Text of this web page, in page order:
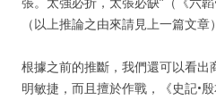
（以上推論之由來請見上一篇文章）
根據之前的推斷，我們還可以看
明敏捷，而且擅於作戰，《史記•